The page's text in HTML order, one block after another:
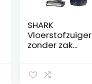
SHARK
Vloerstofzuiger
zonder zak
Flexology,